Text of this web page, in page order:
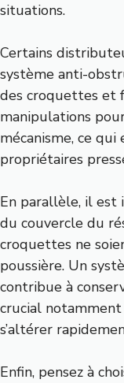
situations.
Certains
système anti-
des croquettes et
manipulations
mécanisme, ce
propriétaires
En parallèle, il est
du couvercle du
croquettes ne
poussière. Un
contribue à
crucial
s’altérer
Enfin, pensez à